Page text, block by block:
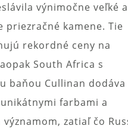
výnimočne veľké a
priezračné kamene. Tie
rekordné ceny na
South Africa s
baňou Cullinan dodáva
farbami a
zatiaľ čo